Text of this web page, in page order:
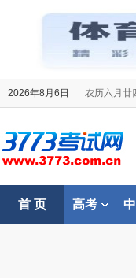
2026年8月6日 农历六月廿
首 页 高考